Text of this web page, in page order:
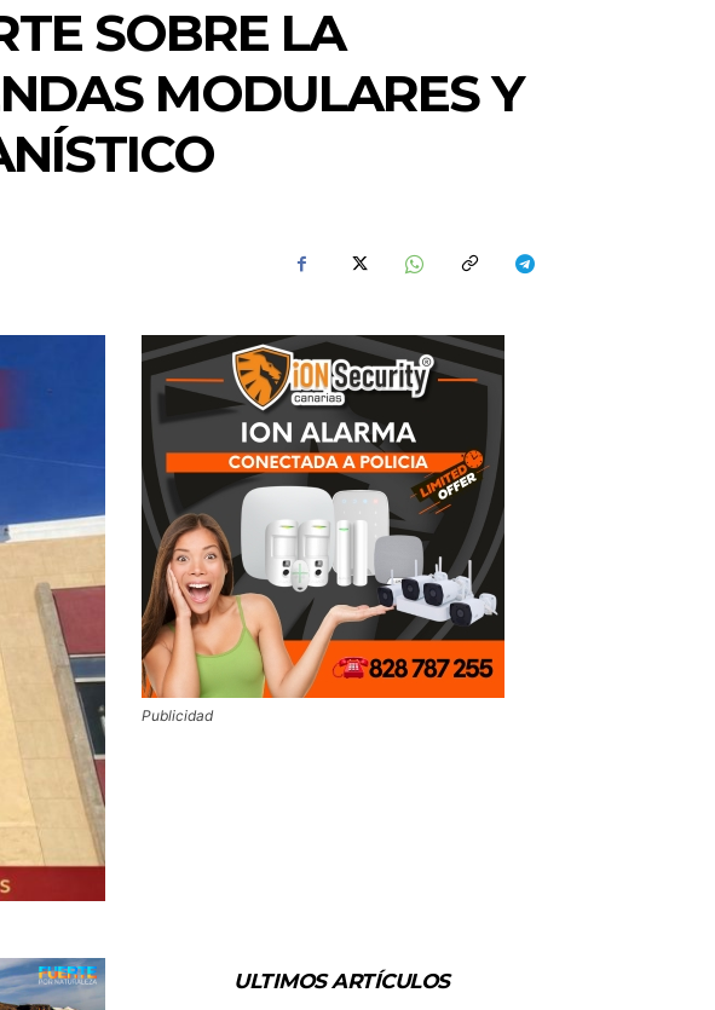
SOBRE LA
MODULARES Y
Publicidad
ULTIMOS ARTÍCULOS